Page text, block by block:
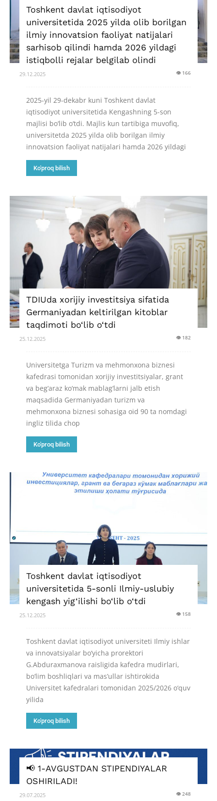
Toshkent davlat iqtisodiyot
universitetida 2025 yilda olib borilgan
ilmiy innovatsion faoliyat natijalari
sarhisob qilindi hamda 2026 yildagi
istiqbolli rejalar belgilab olindi
29.12.2025 👁 166
2025-yil 29-dekabr kuni Toshkent davlat
iqtisodiyot universitetida Kengashning 5-son
majlisi bo‘lib o‘tdi. Majlis kun tartibiga muvofiq,
universitetda 2025 yilda olib borilgan ilmiy
innovatsion faoliyat natijalari hamda 2026 yildagi
Ko'proq bilish
TDIUda xorijiy investitsiya sifatida
Germaniyadan keltirilgan kitoblar
taqdimoti bo‘lib o‘tdi
25.12.2025 👁 182
Universitetga Turizm va mehmonxona biznesi
kafedrasi tomonidan xorijiy investitsiyalar, grant
va beg‘araz ko‘mak mablag‘larni jalb etish
maqsadida Germaniyadan turizm va
mehmonxona biznesi sohasiga oid 90 ta nomdagi
ingliz tilida chop
Ko'proq bilish
Toshkent davlat iqtisodiyot
universitetida 5-sonli Ilmiy-uslubiy
kengash yig‘ilishi bo‘lib o‘tdi
25.12.2025 👁 158
Toshkent davlat iqtisodiyot universiteti Ilmiy ishlar
va innovatsiyalar bo‘yicha prorektori
G.Abduraxmanova raisligida kafedra mudirlari,
bo‘lim boshliqlari va mas’ullar ishtirokida
Universitet kafedralari tomonidan 2025/2026 o‘quv
yilida
Ko'proq bilish
📢 1-AVGUSTDAN STIPENDIYALAR
OSHIRILADI!
29.07.2025 👁 248